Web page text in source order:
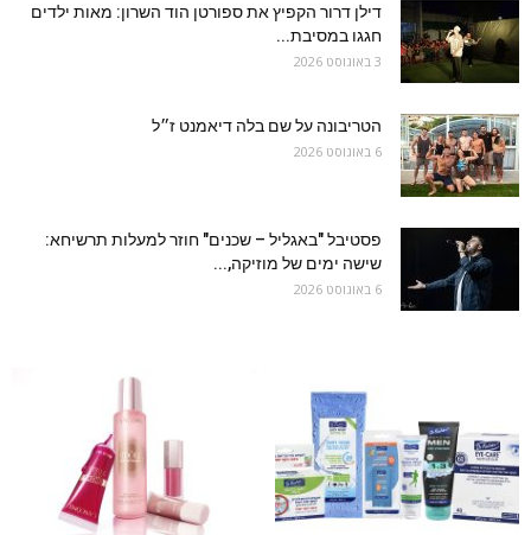
דילן דרור הקפיץ את ספורטן הוד השרון: מאות ילדים
חגגו במסיבת...
3 באוגוסט 2026
הטריבונה על שם בלה דיאמנט ז״ל
6 באוגוסט 2026
פסטיבל "באגליל – שכנים" חוזר למעלות תרשיחא:
שישה ימים של מוזיקה,...
6 באוגוסט 2026